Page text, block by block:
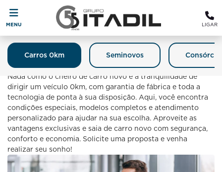
MENU LIGAR
Carros 0km Seminovos Consórcio
Carro 0km
Nada como o cheiro de carro novo e a tranquilidade de
dirigir um veículo 0km, com garantia de fábrica e toda a
tecnologia de ponta à sua disposição. Aqui, você encontra
condições especiais, modelos completos e atendimento
personalizado para ajudar na sua escolha. Aproveite as
vantagens exclusivas e saia de carro novo com segurança,
conforto e economia. Solicite uma proposta e venha
realizar seu sonho!